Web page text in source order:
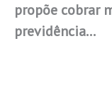
propõe cobrar
previdência…